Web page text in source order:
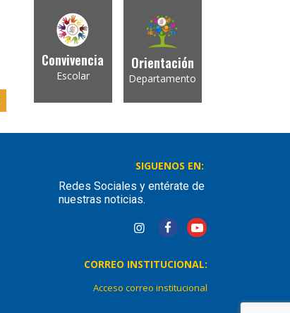
Convivencia
Escolar
Orientación
Departamento
SIGUENOS EN:
Redes Sociales y entérate de
nuestras noticias.
CORREO INSTITUCIONAL:
Acceso correo institucional